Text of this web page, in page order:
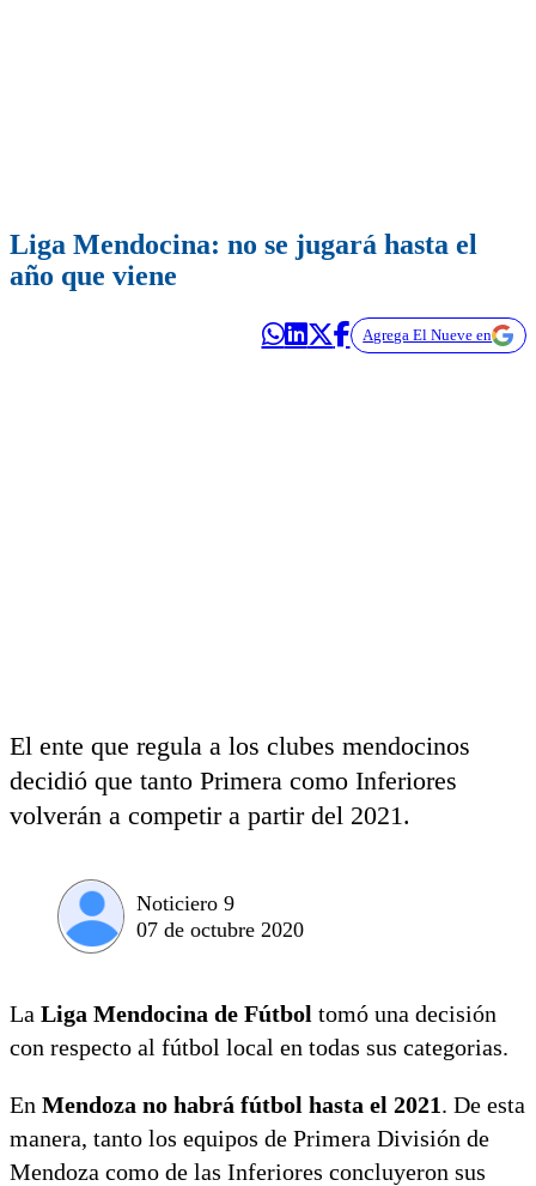
Liga Mendocina: no se jugará hasta el
año que viene
Agrega El Nueve en
El ente que regula a los clubes mendocinos
decidió que tanto Primera como Inferiores
volverán a competir a partir del 2021.
Noticiero 9
07 de octubre 2020
La Liga Mendocina de Fútbol tomó una decisión
con respecto al fútbol local en todas sus categorias.
En Mendoza no habrá fútbol hasta el 2021. De esta
manera, tanto los equipos de Primera División de
Mendoza como de las Inferiores concluyeron sus